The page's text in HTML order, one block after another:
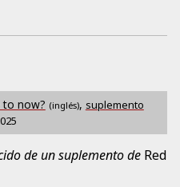
to now? (inglés), suplemento
de un suplemento de Red